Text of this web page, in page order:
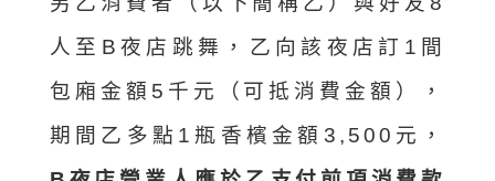
人至B夜店跳舞，乙向該夜店訂1間
包廂金額5千元（可抵消費金額），
期間乙多點1瓶香檳金額3,500元，